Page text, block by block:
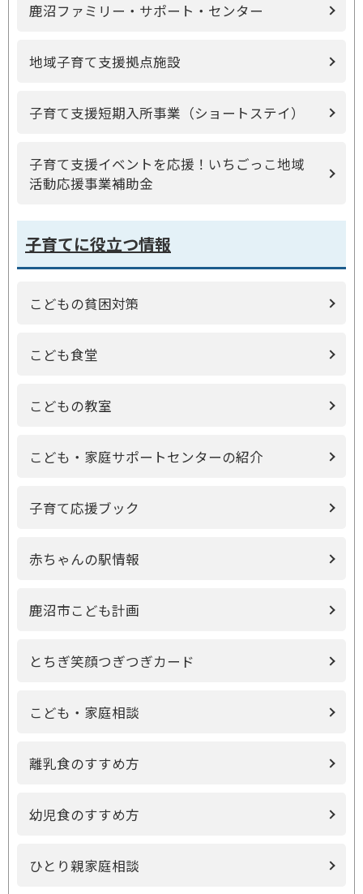
鹿沼ファミリー・サポート・センター
地域子育て支援拠点施設
子育て支援短期入所事業（ショートステイ）
子育て支援イベントを応援！いちごっこ地域
活動応援事業補助金
子育てに役立つ情報
こどもの貧困対策
こども食堂
こどもの教室
こども・家庭サポートセンターの紹介
子育て応援ブック
赤ちゃんの駅情報
鹿沼市こども計画
とちぎ笑顔つぎつぎカード
こども・家庭相談
離乳食のすすめ方
幼児食のすすめ方
ひとり親家庭相談